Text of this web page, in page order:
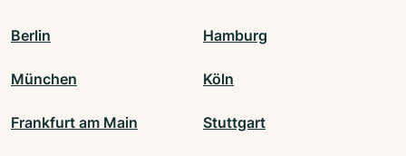
Berlin Hamburg
München Köln
Frankfurt am Main Stuttgart